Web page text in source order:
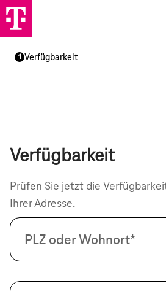
1 Verfügbarkeit
Verfügbarkeit
Prüfen Sie jetzt die
Ihrer Adresse.
PLZ oder Wohnort*